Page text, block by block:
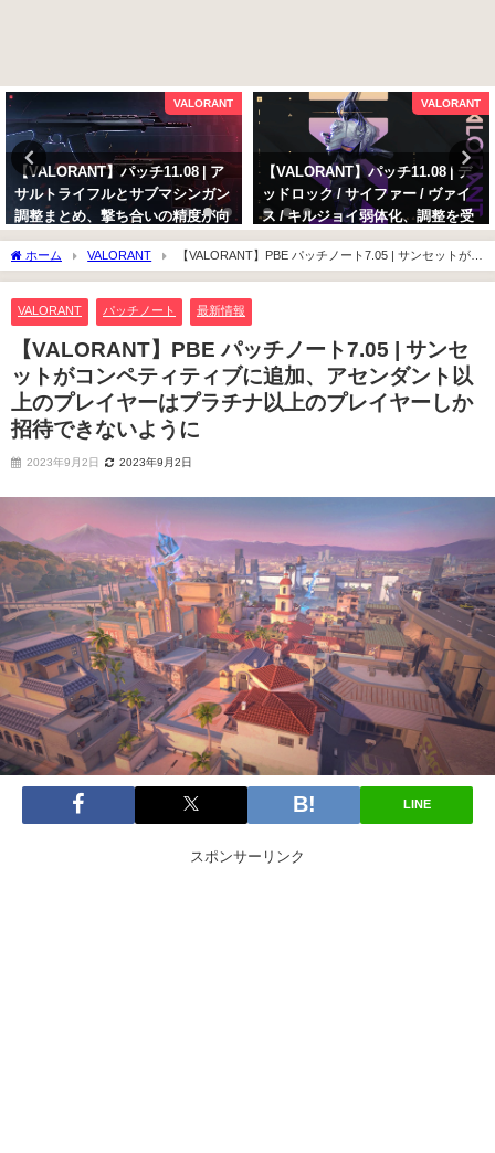
VALORANT
【VALORANT】パッチ11.08 | ア
サルトライフルとサブマシンガン
調整まとめ、撃ち合いの精度が向
上
VALORANT
【VALORANT】パッチ11.08 | デ
ッドロック / サイファー / ヴァイ
ス / キルジョイ弱体化、調整を受
けるセンチネルの変更点まとめ
ホーム VALORANT
【VALORANT】PBE パッチノート7.05 | サンセットがコ
ンペティティブに追加、アセンダント以上のプレイヤーはプラチナ以上のプレイヤー
VALORANT
パッチノート 最新情報
【VALORANT】PBE パッチノート7.05 | サンセ
ットがコンペティティブに追加、アセンダント以
上のプレイヤーはプラチナ以上のプレイヤーしか
招待できないように
2023年9月2日 2023年9月2日
LINE
スポンサーリンク